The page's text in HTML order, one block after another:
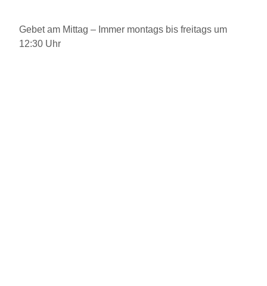
Gebet am Mittag – Immer montags bis freitags um
12:30 Uhr